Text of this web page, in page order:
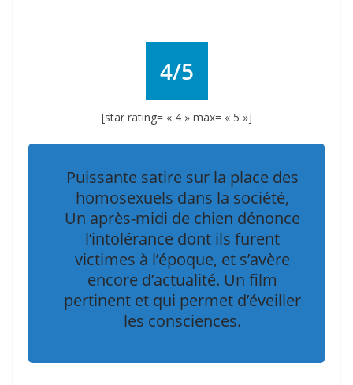
4/5
[star rating= « 4 » max= « 5 »]
Puissante satire sur la place des
homosexuels dans la société,
Un après-midi de chien dénonce
l’intolérance dont ils furent
victimes à l’époque, et s’avère
encore d’actualité. Un film
pertinent et qui permet d’éveiller
les consciences.